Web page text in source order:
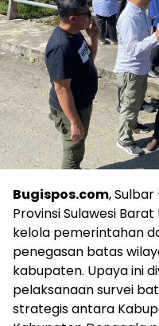
Bugispos.com,
Provinsi Sulawesi
kelola pemerintahan
penegasan batas
kabupaten. Upaya ini
pelaksanaan survei
strategis antara